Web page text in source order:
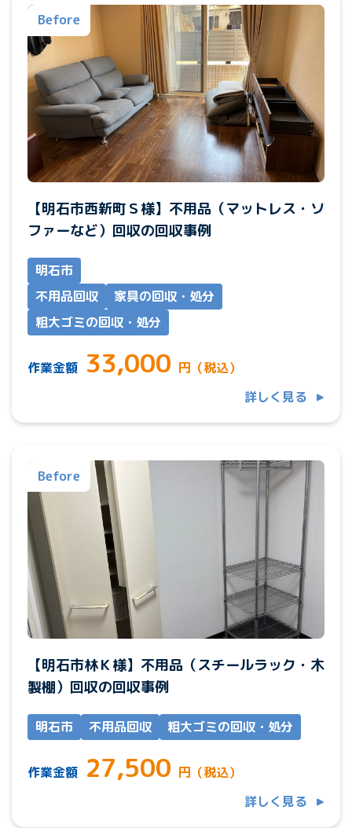
Before
【明石市西新町Ｓ様】不用品（マットレス・ソ
ファーなど）回収の回収事例
明石市
不用品回収
家具の回収・処分
粗大ゴミの回収・処分
作業金額 33,000 円（税込）
詳しく見る
Before
【明石市林Ｋ様】不用品（スチールラック・木
製棚）回収の回収事例
明石市 不用品回収 粗大ゴミの回収・処分
作業金額 27,500 円（税込）
詳しく見る